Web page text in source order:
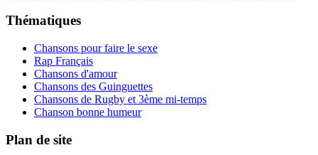
Thématiques
Chansons pour faire le sexe
Rap Français
Chansons d'amour
Chansons des Guinguettes
Chansons de Rugby et 3ème mi-temps
Chanson bonne humeur
Plan de site